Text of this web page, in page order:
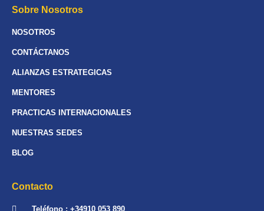
Sobre Nosotros
NOSOTROS
CONTÁCTANOS
ALIANZAS ESTRATEGICAS
MENTORES
PRACTICAS INTERNACIONALES
NUESTRAS SEDES
BLOG
Contacto
Teléfono : +34910 053 890